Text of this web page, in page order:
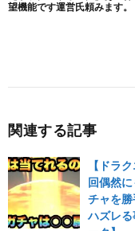
関連する記事
【ドラ
回偶然
チャを
ハズレ